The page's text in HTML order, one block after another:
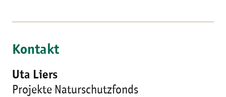
Kontakt
Uta Liers
Projekte Naturschutzfonds